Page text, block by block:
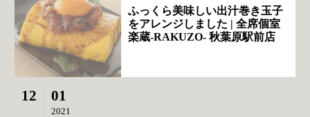
ふっくら美味しい出汁巻き玉子
をアレンジしました | 全席個室
楽蔵‐RAKUZO‐ 秋葉原駅前店
12 01
2021